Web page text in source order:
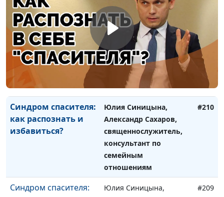
консультант по
семейным отношениям
Личные границы
Юлия Синицына,
Александр Сахаров,
священнослужитель,
консультант по
семейным отношениям
#211
Синдром спасителя:
как распознать и
избавиться?
Юлия Синицына,
Александр Сахаров,
священнослужитель,
консультант по
семейным
отношениям
#210
Синдром спасителя:
Юлия Синицына,
#209